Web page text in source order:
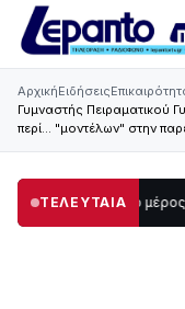
ΑρχικήΕιδήσεις
Γυμναστής Πειραματικού
περί... "μοντέλων" στην
ΤΕΛΕΥΤΑΙΑ
μεγάλο μέρος στο